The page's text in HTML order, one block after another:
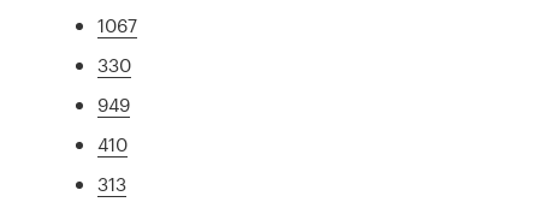
1067
330
949
410
313